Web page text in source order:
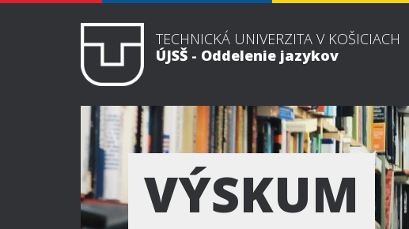
TECHNICKÁ UNIVERZITA V KOŠICIACH
ÚJSŠ - Oddelenie jazykov
VÝSKUM